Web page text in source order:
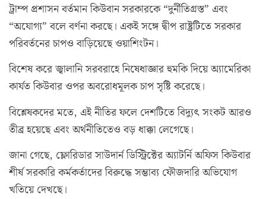
ট্রাম্প প্রশাসন বর্তমান কিউবান সরকারকে “দুর্নীতিগ্রস্ত” এবং
“অযোগ্য” বলে বর্ণনা করছে। একই সঙ্গে দ্বীপ রাষ্ট্রটিতে সরকার
পরিবর্তনের চাপও বাড়িয়েছে ওয়াশিংটন।
বিশেষ করে জ্বালানি সরবরাহে নিষেধাজ্ঞার হুমকি দিয়ে অ্যামেরিকা
কার্যত কিউবার ওপর অবরোধমূলক চাপ সৃষ্টি করেছে।
বিশ্লেষকদের মতে, এই নীতির ফলে দেশটিতে বিদ্যুৎ সংকট আরও
তীব্র হয়েছে এবং অর্থনীতিতেও বড় ধাক্কা লেগেছে।
জানা গেছে, ফ্লোরিডার সাউদার্ন ডিস্ট্রিক্টের অ্যাটর্নি অফিস কিউবার
শীর্ষ সরকারি কর্মকর্তাদের বিরুদ্ধে সম্ভাব্য ফৌজদারি অভিযোগ
খতিয়ে দেখছে।